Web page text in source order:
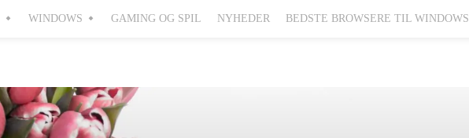
WINDOWS GAMING OG SPIL NYHEDER BEDSTE BROWSERE TIL WINDOWS